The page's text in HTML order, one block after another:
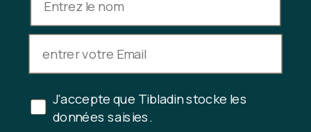
Politique de confidentialité
Annuler l'achat
Copyright © 2024 Tibladin – Tous droits réservés
J'accepte que Tibladin stocke les
données saisies.